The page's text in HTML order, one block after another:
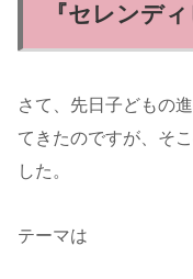
『セレンデ
さて、先日子どもの
てきたのですが、そ
した。
テーマは